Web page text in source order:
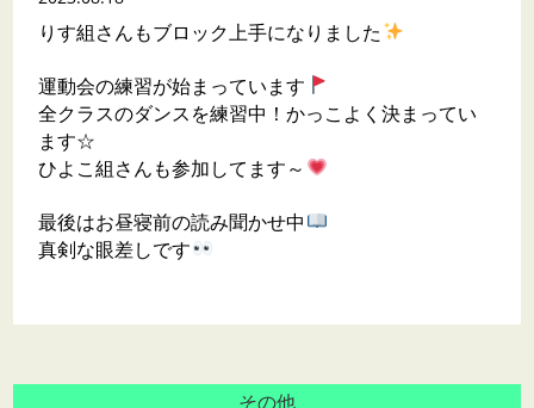
りす組さんもブロック上手になりました
運動会の練習が始まっています
全クラスのダンスを練習中！かっこよく決まってい
ます☆
ひよこ組さんも参加してます～
最後はお昼寝前の読み聞かせ中
真剣な眼差しです
その他